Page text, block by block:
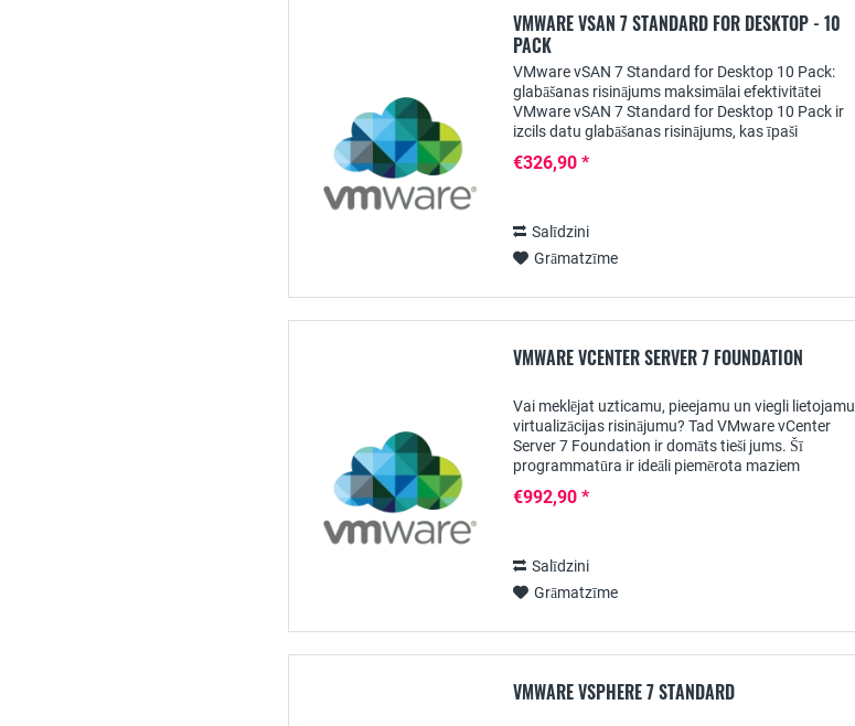
VMWARE VSAN 7 STANDARD FOR DESKTOP - 10
PACK
VMware vSAN 7 Standard for Desktop 10 Pack:
glabāšanas risinājums maksimālai efektivitātei
VMware vSAN 7 Standard for Desktop 10 Pack ir
izcils datu glabāšanas risinājums, kas īpaši
produkta...
€326,90 *
Salīdzini
Grāmatzīme
VMWARE VCENTER SERVER 7 FOUNDATION
Vai meklējat uzticamu, pieejamu un viegli lietojamu
virtualizācijas risinājumu? Tad VMware vCenter
Server 7 Foundation ir domāts tieši jums. Šī
programmatūra ir ideāli piemērota maziem
€992,90 *
Salīdzini
Grāmatzīme
VMWARE VSPHERE 7 STANDARD